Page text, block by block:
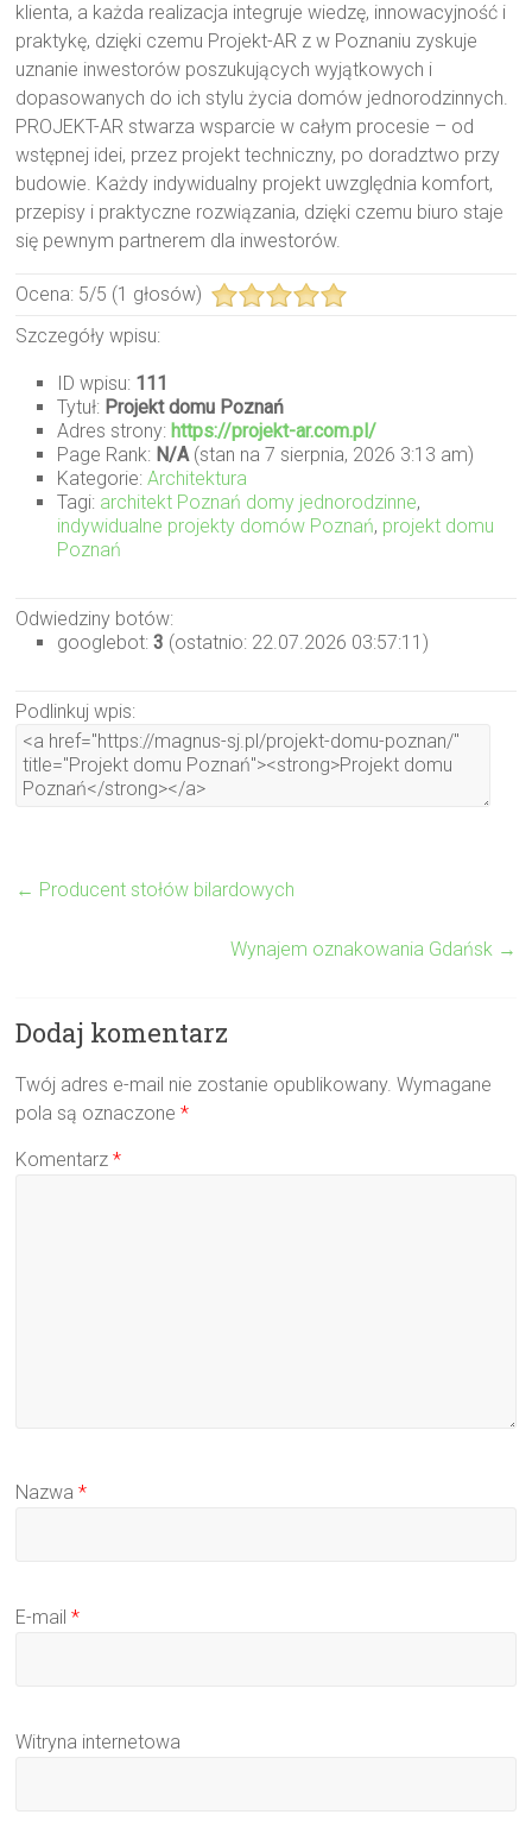
klienta, a każda realizacja integruje wiedzę, innowacyjność i
praktykę, dzięki czemu Projekt-AR z w Poznaniu zyskuje
uznanie inwestorów poszukujących wyjątkowych i
dopasowanych do ich stylu życia domów jednorodzinnych.
PROJEKT-AR stwarza wsparcie w całym procesie – od
wstępnej idei, przez projekt techniczny, po doradztwo przy
budowie. Każdy indywidualny projekt uwzględnia komfort,
przepisy i praktyczne rozwiązania, dzięki czemu biuro staje
się pewnym partnerem dla inwestorów.
Ocena: 5/5 (1 głosów)
Szczegóły wpisu:
ID wpisu: 111
Tytuł: Projekt domu Poznań
Adres strony: https://projekt-ar.com.pl/
Page Rank: N/A(stan na 7 sierpnia, 2026 3:13 am)
Kategorie:Architektura
Tagi: architekt Poznań domy jednorodzinne,
indywidualne projekty domów Poznań, projekt domu
Poznań
Odwiedziny botów:
googlebot:3 (ostatnio: 22.07.2026 03:57:11)
Podlinkuj wpis:
← Producent stołów bilardowych
Wynajem oznakowania Gdańsk →
Dodaj komentarz
Twój adres e-mail nie zostanie opublikowany. Wymagane
pola są oznaczone*
Komentarz*
Nazwa*
E-mail*
Witryna internetowa